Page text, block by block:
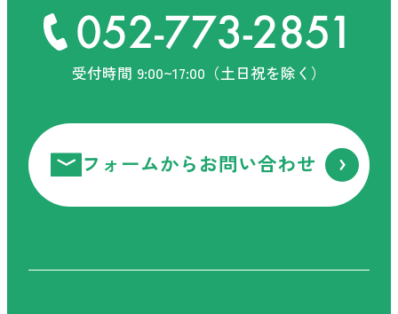
受付時間 9:00~17:00（土日祝を除く）
フォームからお問い合わせ